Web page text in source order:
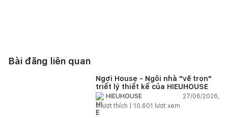
Bài đăng liên quan
Ngơi House - Ngôi nhà "vẽ trọn"
triết lý thiết kế của HIEUHOUSE
HIEUHOUSE
27/06/2026,
3lượt thích | 10.601 lượt xem